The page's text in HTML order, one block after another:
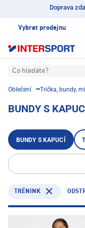
Doprava
Vybrat prodejnu
Co hledáte?
Oblečení Trička, bundy,
BUNDY S
BUNDY S KAPUCÍ
TRÉNINK